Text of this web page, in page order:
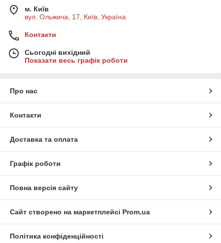
м. Київ
вул. Ольжича, 17, Київ, Україна
Контакти
Сьогодні вихідний
Показати весь графік роботи
Про нас
Контакти
Доставка та оплата
Графік роботи
Повна версія сайту
Сайт створено на маркетплейсі Prom.ua
Політика конфіденційності